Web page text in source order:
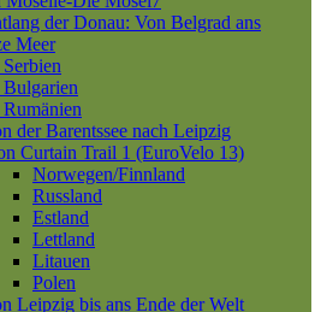
der Donau: Von Belgrad ans
Meer
Serbien
Bulgarien
der Barentssee nach Leipzig
Curtain Trail 1 (EuroVelo 13)
Norwegen/Finnland
Russland
Estland
Lettland
Litauen
Polen
Leipzig bis ans Ende der Welt